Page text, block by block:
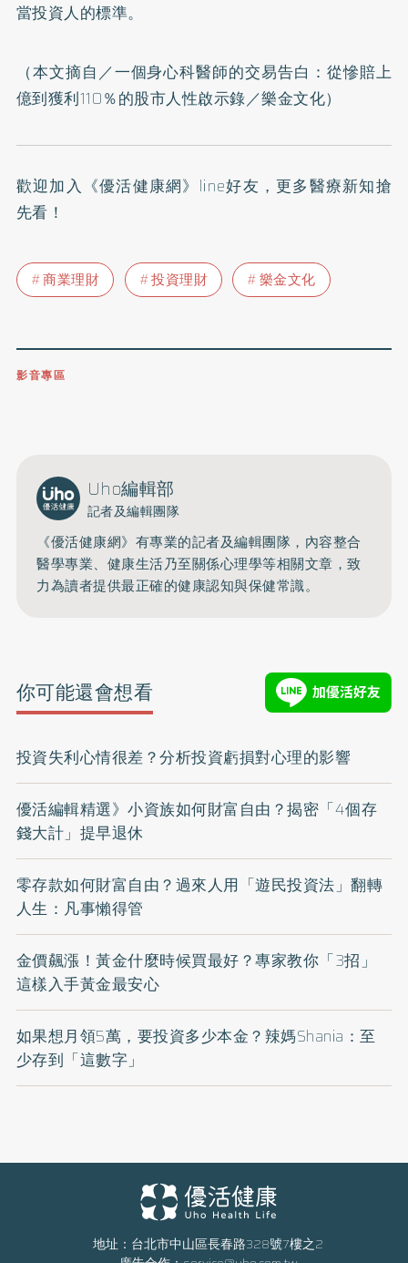
當投資人的標準。
（本文摘自／一個身心科醫師的交易告白：從慘賠上
億到獲利110％的股市人性啟示錄／樂金文化）
歡迎加入 《優活健康網》line好友 ，更多醫療新知搶
先看！
商業理財 投資理財 樂金文化
影音專區
Uho編輯部
記者及編輯團隊
《優活健康網》有專業的記者及編輯團隊，內容整合
醫學專業、健康生活乃至關係心理學等相關文章，致
力為讀者提供最正確的健康認知與保健常識。
你可能還會想看
投資失利心情很差？分析投資虧損對心理的影響
優活編輯精選》小資族如何財富自由？揭密「4個存
錢大計」提早退休
零存款如何財富自由？過來人用「遊民投資法」翻轉
人生：凡事懶得管
金價飆漲！黃金什麼時候買最好？專家教你「3招」
這樣入手黃金最安心
如果想月領5萬，要投資多少本金？辣媽Shania：至
少存到「這數字」
地址：台北市中山區長春路328號7樓之2